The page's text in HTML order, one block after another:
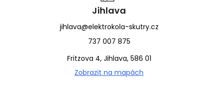
Jihlava
jihlava@elektrokola-skutry.cz
737 007 875
Fritzova 4, Jihlava, 586 01
Zobrazit na mapách